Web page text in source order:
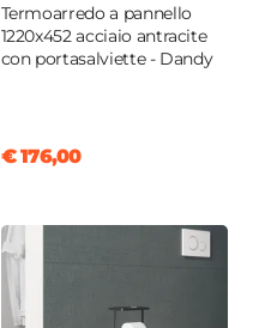
Termoarredo a pannello
1220x452 acciaio antracite
con portasalviette - Dandy
€ 176,00